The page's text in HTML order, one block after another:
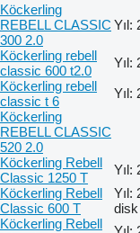
Köckerling
REBELL CLASSIC
300 2.0
Yıl:
Köckerling rebell
classic 600 t2.0
Yıl:
Köckerling rebell
classic t 6
Yıl:
Köckerling
REBELL CLASSIC
520 2.0
Köckerling Rebell
Classic 1250 T
Yıl:
Köckerling Rebell
Classic 600 T
Yıl:
disk
Köckerling Rebell